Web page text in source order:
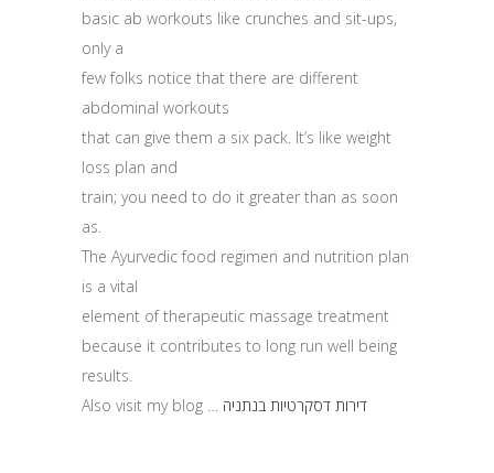
basic ab workouts like crunches and sit-ups,
only a
few folks notice that there are different
abdominal workouts
that can give them a six pack. It’s like weight
loss plan and
train; you need to do it greater than as soon
as.
The Ayurvedic food regimen and nutrition plan
is a vital
element of therapeutic massage treatment
because it contributes to long run well being
results.
Also visit my blog … דירות דסקרטיות בנתניה